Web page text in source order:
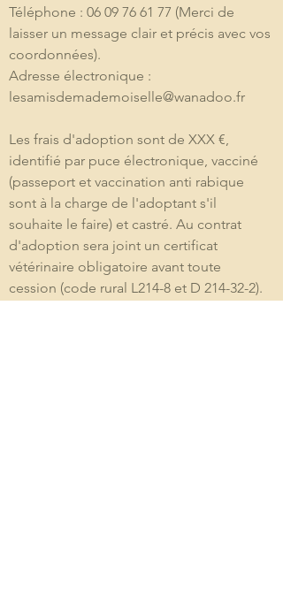
Téléphone : 06 09 76 61 77 (Merci de
laisser un message clair et précis avec vos
coordonnées).
Adresse électronique :
lesamisdemademoiselle@wanadoo.fr
Les frais d'adoption sont de XXX €,
identifié par puce électronique, vacciné
(passeport et vaccination anti rabique
sont à la charge de l'adoptant s'il
souhaite le faire) et castré. Au contrat
d'adoption sera joint un certificat
vétérinaire obligatoire avant toute
cession (code rural L214-8 et D 214-32-2).